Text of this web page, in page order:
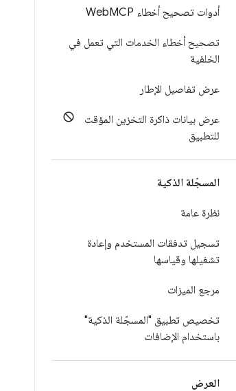
أدوات تصحيح أخطاء Web MCP
تصحيح أخطاء الخدمات التي تعمل في
الخلفية
عرض تفاصيل الإطار
عرض بيانات ذاكرة التخزين المؤقت
للتطبيق
المسجّلة الذكية
نظرة عامة
تسجيل تدفقات المستخدم وإعادة
تشغيلها وقياسها
مرجع الميزات
تخصيص تطبيق "المسجّلة الذكية"
باستخدام الإضافات
العرض